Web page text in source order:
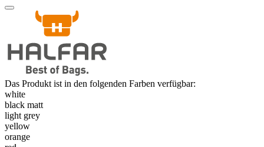
Das Produkt ist in den folgenden Farben verfügbar:
white
black matt
light grey
yellow
orange